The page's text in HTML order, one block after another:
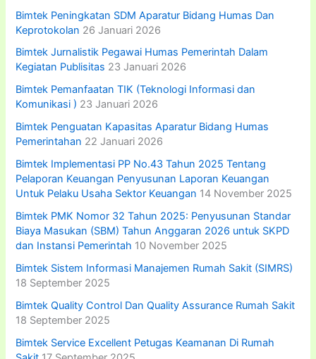
:Bimtek Peningkatan SDM Aparatur Bidang Humas Dan
Keprotokolan 26 Januari 2026
Bimtek Jurnalistik Pegawai Humas Pemerintah Dalam
Kegiatan Publisitas 23 Januari 2026
Bimtek Pemanfaatan TIK (Teknologi Informasi dan
Komunikasi ) 23 Januari 2026
Bimtek Penguatan Kapasitas Aparatur Bidang Humas
Pemerintahan 22 Januari 2026
Bimtek Implementasi PP No.43 Tahun 2025 Tentang
Pelaporan Keuangan Penyusunan Laporan Keuangan
Untuk Pelaku Usaha Sektor Keuangan 14 November 2025
Bimtek PMK Nomor 32 Tahun 2025: Penyusunan Standar
Biaya Masukan (SBM) Tahun Anggaran 2026 untuk SKPD
dan Instansi Pemerintah 10 November 2025
Bimtek Sistem Informasi Manajemen Rumah Sakit (SIMRS)
18 September 2025
Bimtek Quality Control Dan Quality Assurance Rumah Sakit
18 September 2025
Bimtek Service Excellent Petugas Keamanan Di Rumah